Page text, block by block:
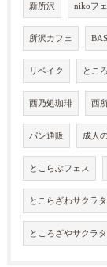
新所沢 nikoフ
所沢カフェ
リベイク とこ
西乃処珈琲 西
パン通販 成人
とこらぶフェス
とこらざわサクラ
ところざやサクラ